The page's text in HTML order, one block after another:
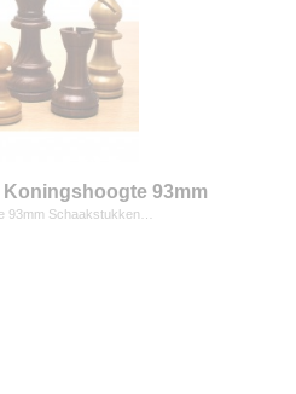
93mm
93mm Schaakstukken…